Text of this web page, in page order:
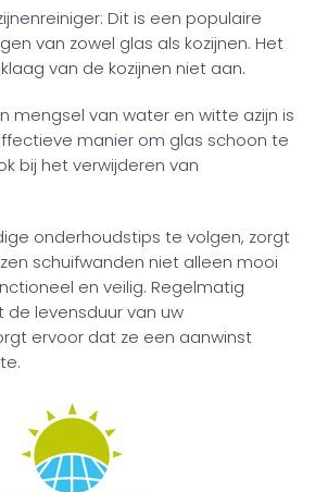
Dit is een populaire
van zowel glas als kozijnen. Het
van de kozijnen niet aan.
mengsel van water en witte azijn is
manier om glas schoon te
bij het verwijderen van
onderhoudstips te volgen, zorgt
schuifwanden niet alleen mooi
en veilig. Regelmatig
levensduur van uw
ervoor dat ze een aanwinst